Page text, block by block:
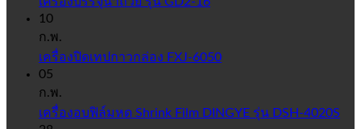
10
ก.พ.
เครื่องปิดเทปกาวกล่อง FXJ-6050
05
ก.พ.
เครื่องอบฟิล์มหด Shrink Film DINGYE รุ่น DSH-4020S